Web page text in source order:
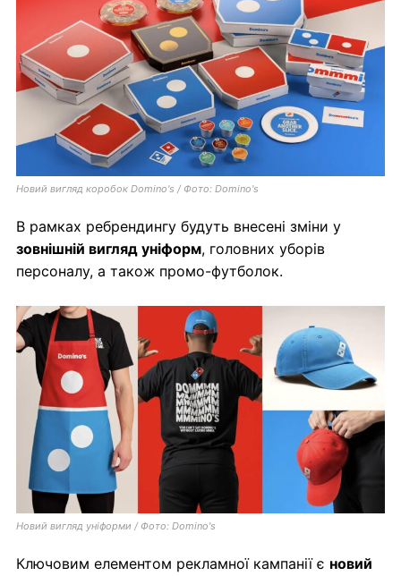
Новий вигляд коробок Domino's / Фото: Domino's
В рамках ребрендингу будуть внесені зміни у
зовнішній вигляд уніформ, головних уборів
персоналу, а також промо-футболок.
Новий вигляд уніформи / Фото: Domino's
Ключовим елементом рекламної кампанії є новий